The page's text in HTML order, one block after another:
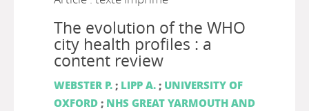
The evolution of the WHO
city health profiles : a
content review
WEBSTER P.; LIPP A.; UNIVERSITY OF
OXFORD; NHS GREAT YARMOUTH AND